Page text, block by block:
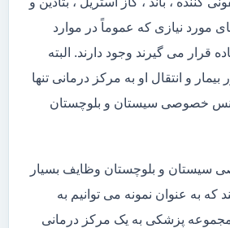
مورد نیازی که عموماً در موارد
قرار می گیرند وجود دارند. البته
و انتقال او به مرکز درمانی تنها
خصوصی سیستان و بلوچستان
سیستان و بلوچستان وظایف بسیار
که به عنوان نمونه می توانیم به
مجموعه پزشکی به یک مرکز درمانی